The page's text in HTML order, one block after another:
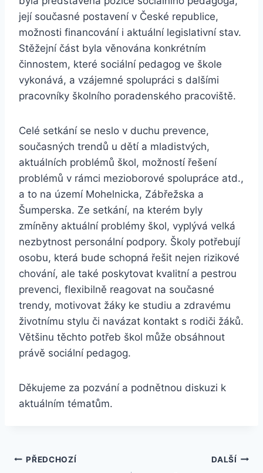
její současné postavení v České republice,
možnosti financování i aktuální legislativní stav.
Stěžejní část byla věnována konkrétním
činnostem, které sociální pedagog ve škole
vykonává, a vzájemné spolupráci s dalšími
pracovníky školního poradenského pracoviště.
Celé setkání se neslo v duchu prevence,
současných trendů u dětí a mladistvých,
aktuálních problémů škol, možností řešení
problémů v rámci mezioborové spolupráce atd.,
a to na území Mohelnicka, Zábřežska a
Šumperska. Ze setkání, na kterém byly
zmíněny aktuální problémy škol, vyplývá velká
nezbytnost personální podpory. Školy potřebují
osobu, která bude schopná řešit nejen rizikové
chování, ale také poskytovat kvalitní a pestrou
prevenci, flexibilně reagovat na současné
trendy, motivovat žáky ke studiu a zdravému
životnímu stylu či navázat kontakt s rodiči žáků.
Většinu těchto potřeb škol může obsáhnout
právě sociální pedagog.
Děkujeme za pozvání a podnětnou diskuzi k
aktuálním tématům.
PŘEDCHOZÍ DALŠÍ